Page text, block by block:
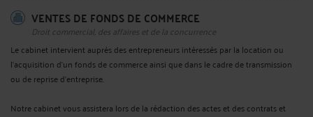
VENTES DE FONDS DE COMMERCE
Droit commercial, des affaires et de la concurrence
Le cabinet intervient auprès des entrepreneurs intéressés par la location ou
l’acquisition d’un fonds de commerce ainsi que dans le cadre de transmission
ou de reprise d'entreprise.
Notre cabinet vous assistera lors de la rédaction des actes et des contrats et